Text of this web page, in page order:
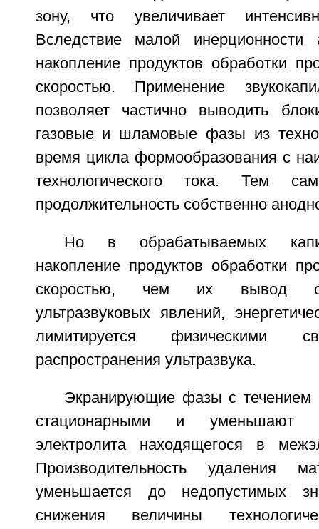
зону, что увеличивает
Вследствие малой инерционности
накопление продуктов обработки
скоростью. Применение
позволяет частично выводить
газовые и шламовые фазы из
время цикла формообразования с
технологического тока. Тем
продолжительность собственно
Но в обрабатываемых
накопление продуктов обработки
скоростью, чем их вывод с
ультразвуковых явлений,
лимитируется физическими
распространения ультразвука.
Экранирующие фазы с течением
стационарными и уменьшают
электролита находящегося в
Производительность удаления
уменьшается до недопустимых
снижения величины